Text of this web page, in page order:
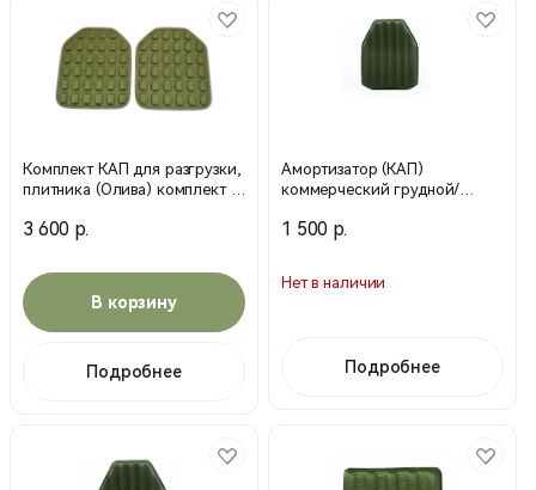
Комплект КАП для разгрузки,
плитника (Олива) комплект 2
3 600 р.
В корзину
Подробнее
Амортизатор (КАП)
коммерческий грудной/
1 500 р.
Нет в наличии
Подробнее